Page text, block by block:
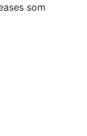
som